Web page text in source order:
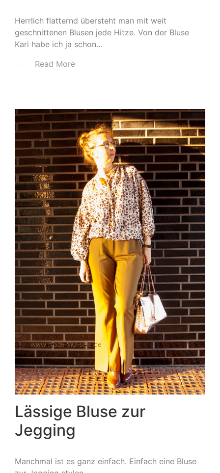
Herrlich flatternd übersteht man mit weit
geschnittenen Blusen jede Hitze. Von der Bluse
Kari habe ich ja schon...
Read More
Lässige Bluse zur
Jegging
Manchmal ist es ganz einfach. Einfach eine Bluse